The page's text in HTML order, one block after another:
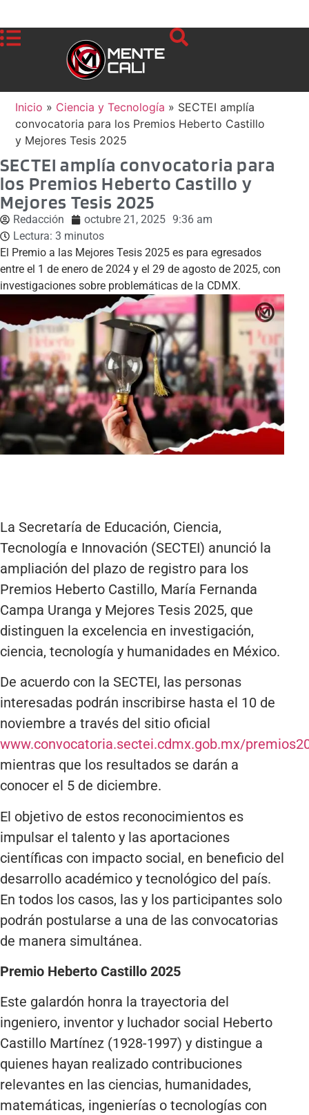
Inicio » Ciencia y Tecnología » SECTEI amplía
convocatoria para los Premios Heberto Castillo
y Mejores Tesis 2025
SECTEI amplía convocatoria para
los Premios Heberto Castillo y
Mejores Tesis 2025
Redacción octubre 21, 2025 9:36 am
Lectura: 3 minutos
El Premio a las Mejores Tesis 2025 es para egresados
entre el 1 de enero de 2024 y el 29 de agosto de 2025, con
investigaciones sobre problemáticas de la CDMX.
La Secretaría de Educación, Ciencia,
Tecnología e Innovación (SECTEI) anunció la
ampliación del plazo de registro para los
Premios Heberto Castillo, María Fernanda
Campa Uranga y Mejores Tesis 2025, que
distinguen la excelencia en investigación,
ciencia, tecnología y humanidades en México.
De acuerdo con la SECTEI, las personas
interesadas podrán inscribirse hasta el 10 de
noviembre a través del sitio oficial
www.convocatoria.sectei.cdmx.gob.mx/
mientras que los resultados se darán a
conocer el 5 de diciembre.
El objetivo de estos reconocimientos es
impulsar el talento y las aportaciones
científicas con impacto social, en beneficio del
desarrollo académico y tecnológico del país.
En todos los casos, las y los participantes solo
podrán postularse a una de las convocatorias
de manera simultánea.
Premio Heberto Castillo 2025
Este galardón honra la trayectoria del
ingeniero, inventor y luchador social Heberto
Castillo Martínez (1928-1997) y distingue a
quienes hayan realizado contribuciones
relevantes en las ciencias, humanidades,
matemáticas, ingenierías o tecnologías con